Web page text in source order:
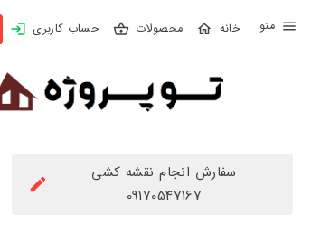
محصولات حساب کاربری خرید اشتراک
بستن
محصولات
سفارش انجام نقشه کشی
09170547167